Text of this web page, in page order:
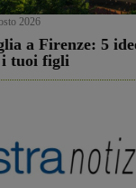
2026
a Firenze: 5
tuoi figli